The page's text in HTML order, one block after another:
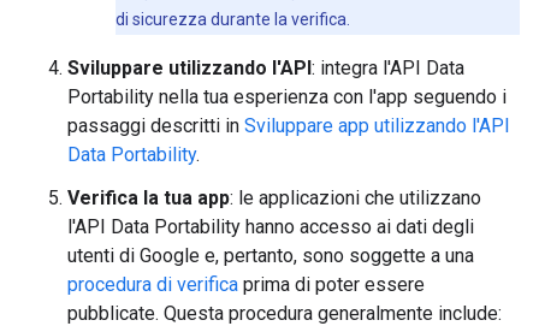
di sicurezza durante la verifica.
Sviluppare utilizzando l'API: integra l'API Data
Portability nella tua esperienza con l'app seguendo i
passaggi descritti in Sviluppare app utilizzando l'API
Data Portability.
Verifica la tua app: le applicazioni che utilizzano
l'API Data Portability hanno accesso ai dati degli
utenti di Google e, pertanto, sono soggette a una
procedura di verifica prima di poter essere
pubblicate. Questa procedura generalmente include: